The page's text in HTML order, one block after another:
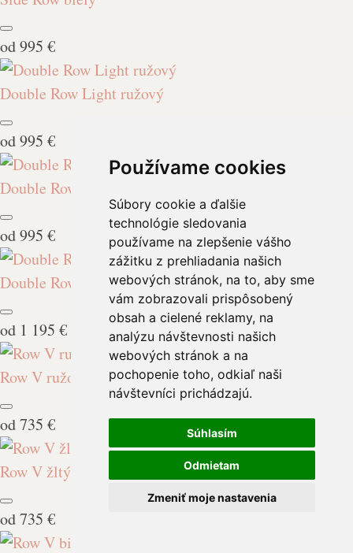
Používame cookies
Súbory cookie a ďalšie
technológie sledovania
používame na zlepšenie vášho
zážitku z prehliadania našich
webových stránok, na to, aby sme
vám zobrazovali prispôsobený
obsah a cielené reklamy, na
analýzu návštevnosti našich
webových stránok a na
pochopenie toho, odkiaľ naši
návštevníci prichádzajú.
Súhlasím
Odmietam
Zmeniť moje nastavenia
od995 €
Double Row Light ružový
od995 €
Double Row Light žltý
od995 €
Double Row Light biely
od 1 195 €
Row V ružový
od735 €
Row V žltý
od735 €